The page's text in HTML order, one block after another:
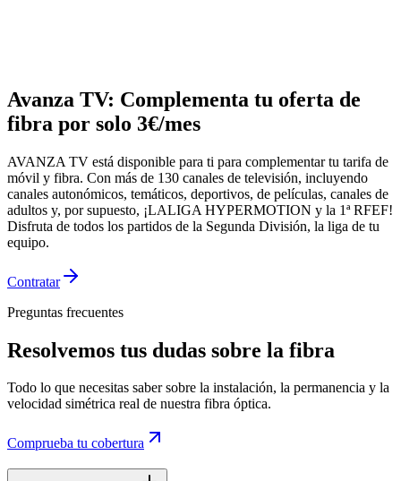
Avanza TV: Complementa tu oferta de
fibra por solo 3€/mes
AVANZA TV está disponible para ti para complementar tu tarifa de
móvil y fibra. Con más de 130 canales de televisión, incluyendo
canales autonómicos, temáticos, deportivos, de películas, canales de
adultos y, por supuesto, ¡LALIGA HYPERMOTION y la 1ª RFEF!
Disfruta de todos los partidos de la Segunda División, la liga de tu
equipo.
Contratar
Preguntas frecuentes
Resolvemos tus dudas sobre la fibra
Todo lo que necesitas saber sobre la instalación, la permanencia y la
velocidad simétrica real de nuestra fibra óptica.
Comprueba tu cobertura